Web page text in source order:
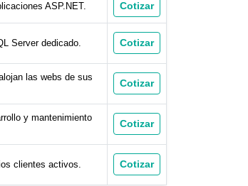
ASP.NET. Cotizar
Server dedicado. Cotizar
las webs de sus
Cotizar
y mantenimiento
Cotizar
clientes activos. Cotizar